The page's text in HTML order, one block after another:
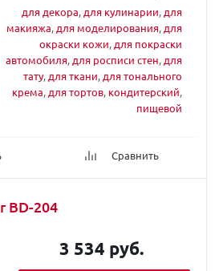
для декора, для кулинарии, для
макияжа, для моделирования, для
окраски кожи, для покраски
автомобиля, для росписи стен, для
тату, для ткани, для тонального
крема, для тортов, кондитерский,
пищевой
Сравнить
BD-204
3 534 руб.